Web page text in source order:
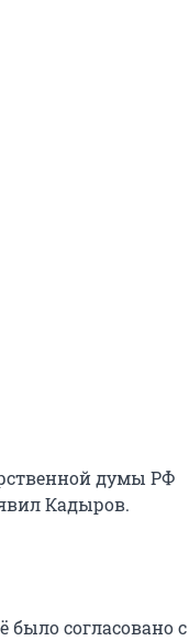
думы РФ
Кадыров.
было согласовано с